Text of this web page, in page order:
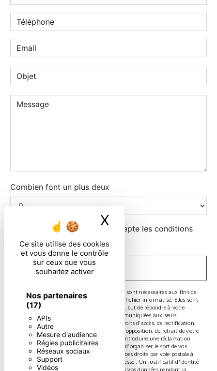
Ce site utilise des cookies
et vous donne le contrôle
sur ceux que vous
souhaitez activer
Nos partenaires
(17)
APIs
Autre
Mesure d'audience
Régies publicitaires
Réseaux sociaux
Support
Vidéos
X Masquer le
Combien font un plus deux
En cochant cette case, j'accepte les conditions
particulières ci-dessous **
ENVOYER
** Les données personnelles communiquées sont nécessaires aux fins de
vous contacter et sont enregistrées dans un fichier informatisé. Elles sont
destinées à et ses sous-traitants dans le seul but de répondre à votre
message. Les données collectées seront communiquées aux seuls
destinataires suivants: . Vous disposez de droits d’accès, de rectification,
d’effacement, de portabilité, de limitation, d’opposition, de retrait de votre
consentement à tout moment et du droit d’introduire une réclamation
auprès d’une autorité de contrôle, ainsi que d’organiser le sort de vos
données post-mortem. Vous pouvez exercer ces droits par voie postale à
l'adresse ou par courrier électronique à l'adresse . Un justificatif d'identité
pourra vous être demandé. Nous conservons vos données pendant la